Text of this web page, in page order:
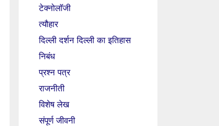
टेक्नोलॉजी
त्यौहार
दिल्ली दर्शन दिल्ली का इतिहास
निबंध
प्रश्न पत्र
राजनीती
विशेष लेख
संपूर्ण जीवनी